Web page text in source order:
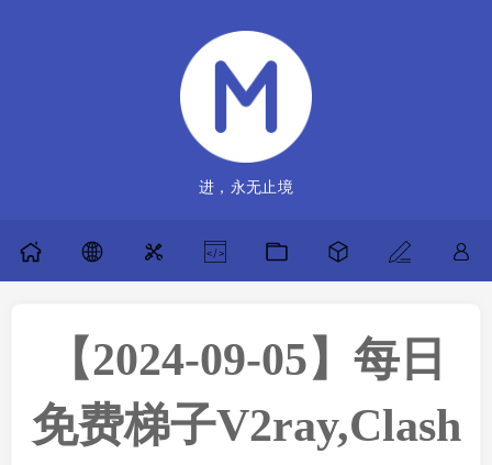
进，永无止境
【2024-09-05】每日
免费梯子V2ray,Clash